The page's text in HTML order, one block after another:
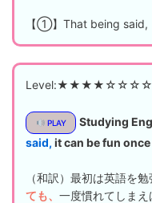
【①】That being said,
Level:★★★★☆☆☆☆
PLAY Studying
said, it can be fun
（和訳）最初は英語を
ても、 一度慣れてしまえ